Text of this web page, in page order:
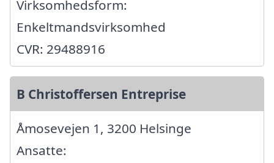
Virksomhedsform:
Enkeltmandsvirksomhed
CVR: 29488916
B Christoffersen Entreprise
Åmosevejen 1, 3200 Helsinge
Ansatte: